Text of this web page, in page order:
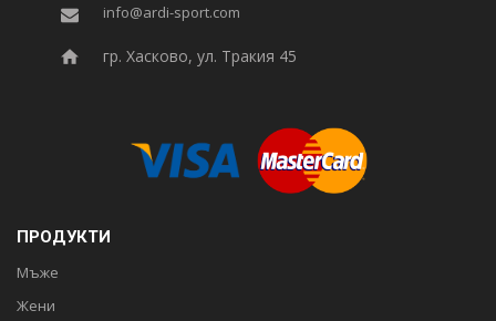
info@ardi-sport.com
гр. Хасково, ул. Тракия 45
ПРОДУКТИ
Мъже
Жени